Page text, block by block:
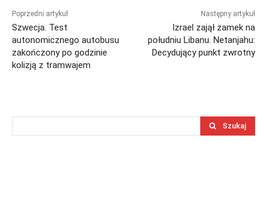
Poprzedni artykuł
Szwecja. Test
autonomicznego autobusu
zakończony po godzinie
kolizją z tramwajem
Następny artykuł
Izrael zajął zamek na
południu Libanu. Netanjahu:
Decydujący punkt zwrotny
Szukaj